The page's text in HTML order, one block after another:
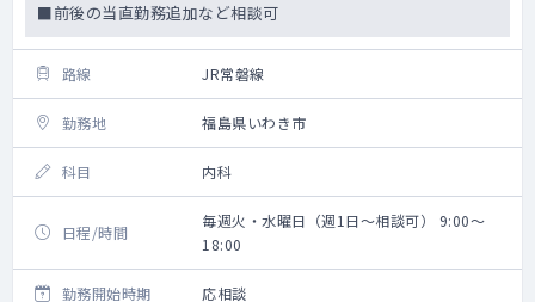
■前後の当直勤務追加など相談可
路線 JR常磐線
勤務地 福島県いわき市
科目 内科
日程/時間
毎週火・水曜日（週1日～相談可） 9:00～
18:00
勤務開始時期 応相談